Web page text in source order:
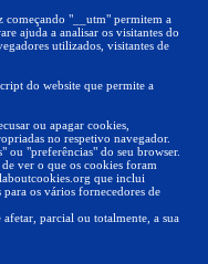
começando "__utm" permitem a
ajuda a analisar os visitantes do
utilizados, visitantes de
do website que permite a
ou apagar cookies,
no respetivo navegador.
ou "preferências" do seu browser.
ver o que os cookies foram
que inclui
os vários fornecedores de
parcial ou totalmente, a sua